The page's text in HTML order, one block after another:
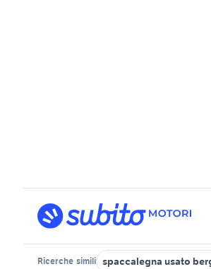
Ricerche simili spaccalegna usato